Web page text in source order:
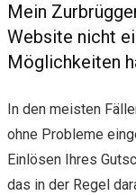
Mein
Website nicht
Möglichkeiten
In den meisten
ohne Probleme
Einlösen Ihres
das in der Regel